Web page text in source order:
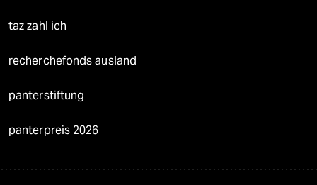
taz zahl ich
recherchefonds ausland
panterstiftung
panterpreis 2026